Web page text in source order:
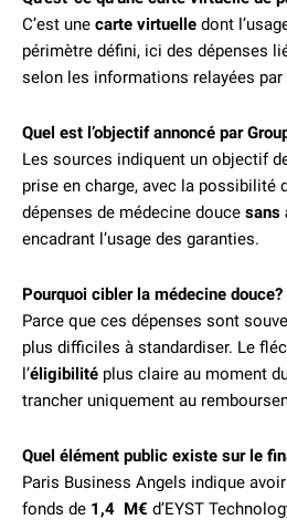
C’est une carte virtuelle dont
périmètre défini, ici des dépenses
selon les informations relayées par
Quel est l’objectif annoncé par
Les sources indiquent un objectif
prise en charge, avec la possibilité
dépenses de médecine douce sans
encadrant l’usage des garanties.
Pourquoi cibler la médecine douce?
Parce que ces dépenses sont
plus difficiles à standardiser. Le
l’éligibilité plus claire au moment
trancher uniquement au
Quel élément public existe sur le
Paris Business Angels indique
fonds de 1,4 M€ d’EYST